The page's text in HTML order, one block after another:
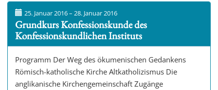
n
25. Januar 2016 – 28. Januar 2016
Grundkurs Konfessionskunde des
Konfessionskundlichen Instituts
Programm Der Weg des ökumenischen Gedankens
Römisch-katholische Kirche Altkatholizismus Die
anglikanische Kirchengemeinschaft Zugänge